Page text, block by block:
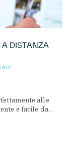
A DISTANZA
alle
e facile da…